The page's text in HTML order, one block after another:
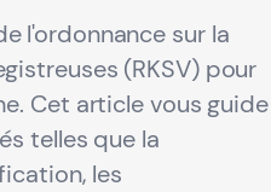
l'ordonnance sur la
(RKSV) pour
Cet article vous guide
telles que la
les